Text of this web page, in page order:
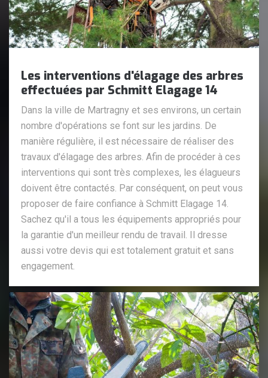
Les interventions d'élagage des arbres
effectuées par Schmitt Elagage 14
Dans la ville de Martragny et ses environs, un certain
nombre d'opérations se font sur les jardins. De
manière régulière, il est nécessaire de réaliser des
travaux d'élagage des arbres. Afin de procéder à ces
interventions qui sont très complexes, les élagueurs
doivent être contactés. Par conséquent, on peut vous
proposer de faire confiance à Schmitt Elagage 14.
Sachez qu'il a tous les équipements appropriés pour
la garantie d'un meilleur rendu de travail. Il dresse
aussi votre devis qui est totalement gratuit et sans
engagement.